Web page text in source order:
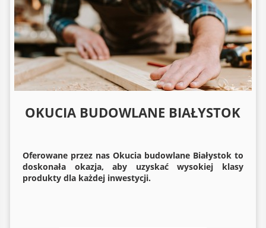
OKUCIA BUDOWLANE BIAŁYSTOK
Oferowane przez nas Okucia budowlaneBiałystok to
doskonała okazja, aby uzyskać wysokiej klasy
produkty dla każdej inwestycji.